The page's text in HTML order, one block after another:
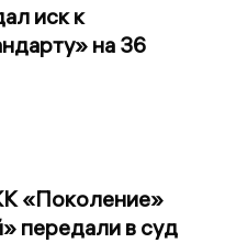
иск к
на 36
«Поколение»
передали в суд